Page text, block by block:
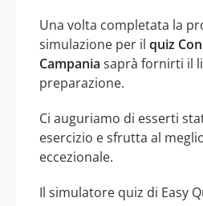
Una volta completata la
simulazione per il quiz
Campania saprà fornirti il
preparazione.
Ci auguriamo di esserti
esercizio e sfrutta al
eccezionale.
Il simulatore quiz di Easy